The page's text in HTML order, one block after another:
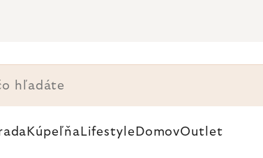
Kúpeľňa Lifestyle DomovOutlet